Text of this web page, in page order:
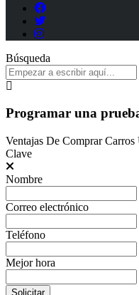
Búsqueda
Programar una
Ventajas De Comprar
Clave
Nombre
Correo electrónico
Teléfono
Mejor hora
Solicitar